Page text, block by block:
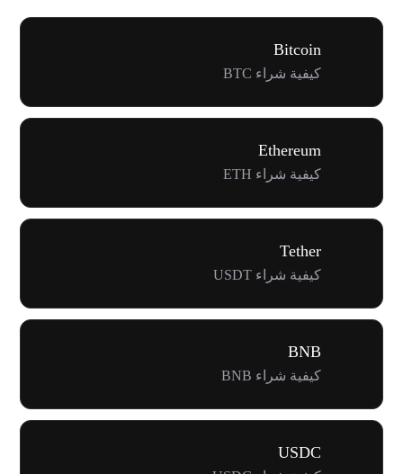
Bitcoin
كيفية شراء BTC
Ethereum
كيفية شراء ETH
Tether
كيفية شراء USDT
BNB
كيفية شراء BNB
USDC